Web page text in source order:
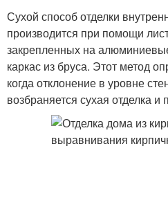
Сухой способ отделки
производится при помощи
закрепленных на
каркас из бруса. Этот метод
когда отклонение в уровне
возбраняется сухая отделка